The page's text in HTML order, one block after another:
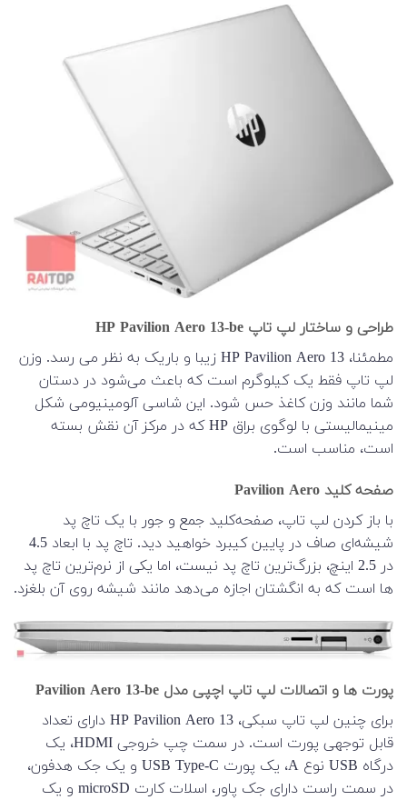
طراحی و ساختار لپ تاپ HP Pavilion Aero 13-be
مطمئنا، HP Pavilion Aero 13 زیبا و باریک به نظر می رسد. وزن
لپ تاپ فقط یک کیلوگرم است که باعث می‌شود در دستان
شما مانند وزن کاغذ حس شود. این شاسی آلومینیومی شکل
مینیمالیستی با لوگوی براق HP که در مرکز آن نقش بسته
است، مناسب است.
صفحه کلید Pavilion Aero
با باز کردن لپ تاپ، صفحه‌کلید جمع و جور با یک تاچ پد
شیشه‌ای صاف در پایین کیبرد خواهید دید. تاچ پد با ابعاد 4.5
در 2.5 اینچ، بزرگ‌ترین تاچ پد نیست، اما یکی از نرم‌ترین تاچ پد
ها است که به انگشتان اجازه می‌دهد مانند شیشه روی آن بلغزد.
پورت ها و اتصالات لپ تاپ اچپی مدل Pavilion Aero 13-be
برای چنین لپ تاپ سبکی، HP Pavilion Aero 13 دارای تعداد
قابل توجهی پورت است. در سمت چپ خروجی HDMI، یک
درگاه USB نوع A، یک پورت USB Type-C و یک جک هدفون،
در سمت راست دارای جک پاور، اسلات کارت microSD و یک